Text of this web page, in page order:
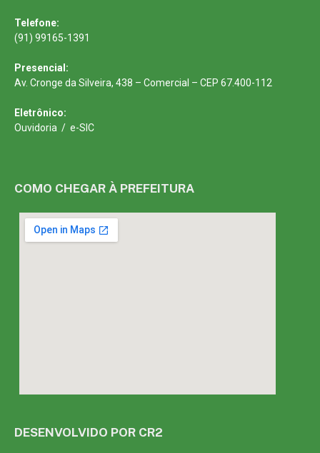
Telefone:
(91) 99165-1391
Presencial:
Av. Cronge da Silveira, 438 – Comercial – CEP 67.400-112
Eletrônico:
Ouvidoria / e-SIC
COMO CHEGAR À PREFEITURA
DESENVOLVIDO POR CR2